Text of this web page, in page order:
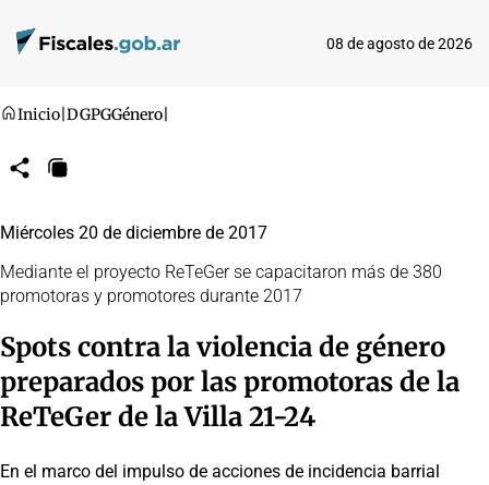
08 de agosto de 2026
Inicio DGPGGénero
CompartirCopiar
Miércoles 20 de diciembre de 2017
Mediante el proyecto ReTeGer se capacitaron más de 380
promotoras y promotores durante 2017
Spots contra la violencia de género
preparados por las promotoras de la
ReTeGer de la Villa 21-24
En el marco del impulso de acciones de incidencia barrial